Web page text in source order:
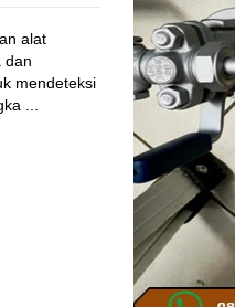
alat
dan
mendeteksi
...